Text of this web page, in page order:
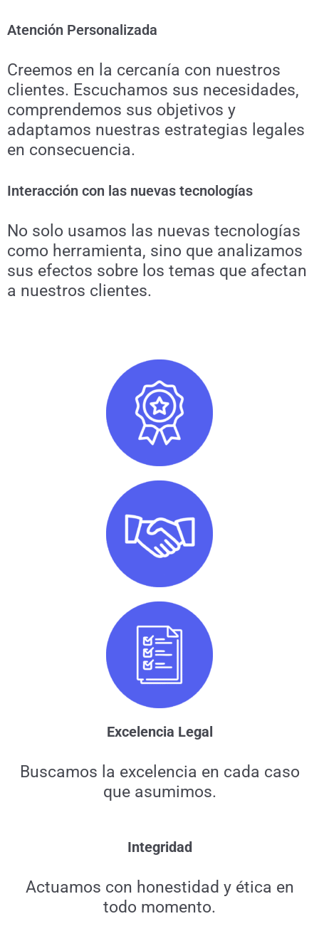
Atención Personalizada
Creemos en la cercanía con nuestros
clientes. Escuchamos sus necesidades,
comprendemos sus objetivos y
adaptamos nuestras estrategias legales
en consecuencia.
Interacción con las nuevas tecnologías
No solo usamos las nuevas tecnologías
como herramienta, sino que analizamos
sus efectos sobre los temas que afectan
a nuestros clientes.
Excelencia Legal
Buscamos la excelencia en cada caso
que asumimos.
Integridad
Actuamos con honestidad y ética en
todo momento.